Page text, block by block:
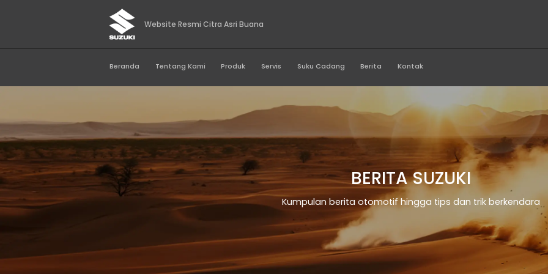
Website Resmi Citra Asri Buana
BERITA
Kumpulan berita otomotif hingga